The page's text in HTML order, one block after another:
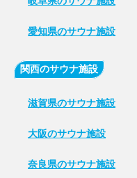
愛知県のサウナ施設
関西のサウナ施設
滋賀県のサウナ施設
大阪のサウナ施設
奈良県のサウナ施設